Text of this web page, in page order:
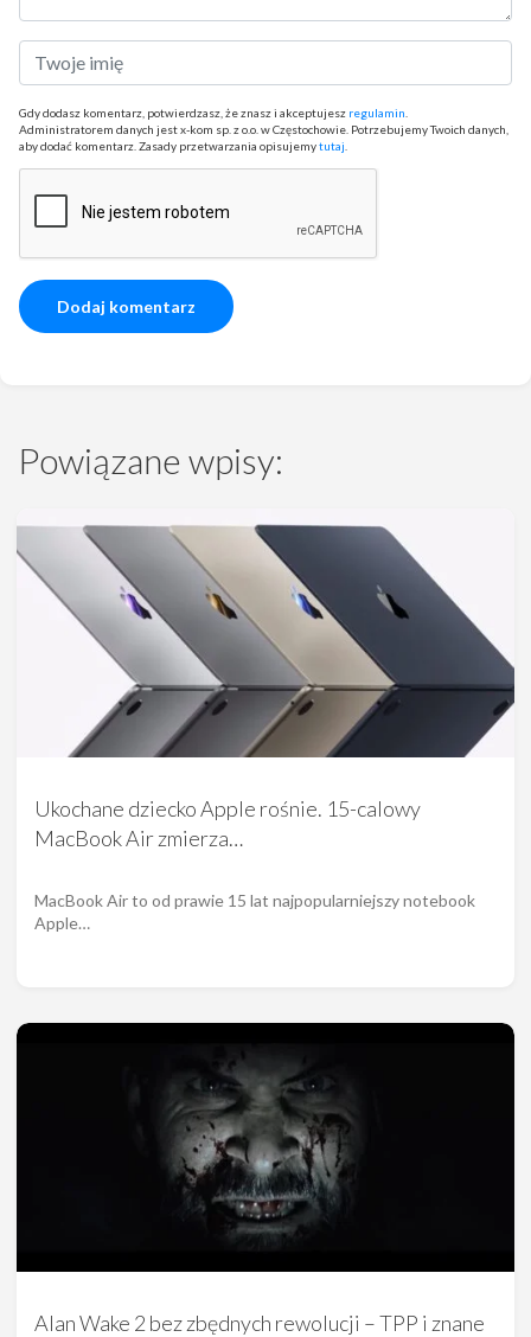
Gdy dodasz komentarz, potwierdzasz, że znasz i akceptujesz regulamin
Administratorem danych jest x-kom sp. z o.o. w Częstochowie. Potrzebujemy Twoich danych,
aby dodać komentarz. Zasady przetwarzania opisujemytutaj
Powiązane wpisy:
Ukochane dziecko Apple rośnie. 15-calowy
MacBook Air zmierza…
MacBook Air to od prawie 15 lat najpopularniejszy notebook
Apple…
Alan Wake 2 bez zbędnych rewolucji – TPP i znane